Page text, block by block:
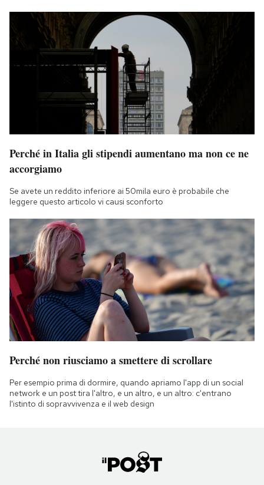
Perché in Italia gli stipendi aumentano ma non ce ne
accorgiamo
Se avete un reddito inferiore ai 50mila euro è probabile che
leggere questo articolo vi causi sconforto
Perché non riusciamo a smettere di scrollare
Per esempio prima di dormire, quando apriamo l'app di un social
network e un post tira l'altro, e un altro, e un altro: c'entrano
l'istinto di sopravvivenza e il web design